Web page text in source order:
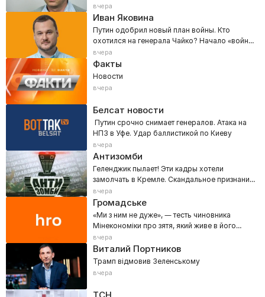
человечности
вчера
Иван Яковина
Путин одобрил новый план войны. Кто
охотился на генерала Чайко? Начало «войны
городов»
вчера
Факты
Новости
вчера
Белсат новости
Путин срочно снимает генералов. Атака на
НПЗ в Уфе. Удар баллистикой по Киеву
вчера
Антизомби
Геленджик пылает! Эти кадры хотели
замолчать в Кремле. Скандальное признание
Кузичева вне эфира
вчера
Громадське
«Ми з ним не дуже», — тесть чиновника
Мінекономіки про зятя, який живе в його
будинку в Козині
вчера
Виталий Портников
Трамп відмовив Зеленському
вчера